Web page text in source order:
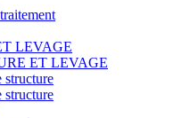
LEVAGE
ET LEVAGE
structure
structure